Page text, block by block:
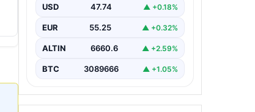
USD 47.74 ▲ +0.18%
EUR 55.25 ▲ +0.32%
ALTIN 6660.6 ▲ +2.59%
BTC 3089666 ▲ +1.05%